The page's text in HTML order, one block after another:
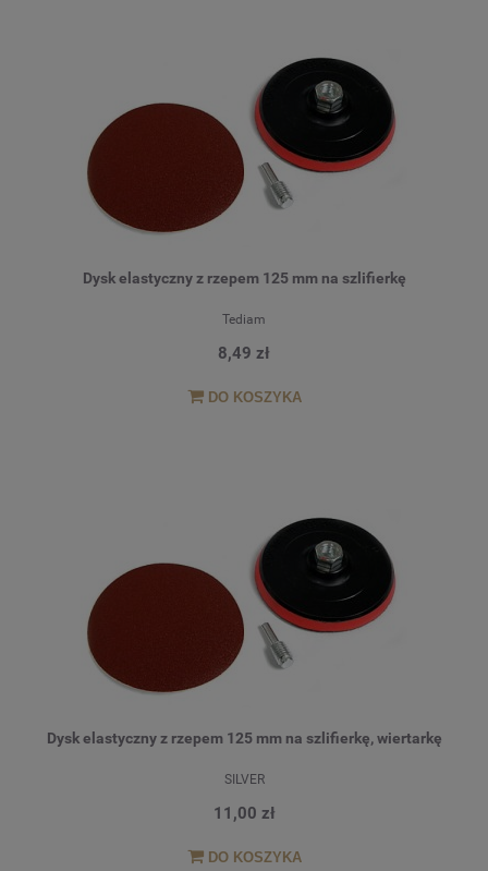
Dysk elastyczny z rzepem 125 mm na szlifierkę
Tediam
8,49 zł
DO KOSZYKA
Dysk elastyczny z rzepem 125 mm na szlifierkę, wiertarkę
SILVER
11,00 zł
DO KOSZYKA